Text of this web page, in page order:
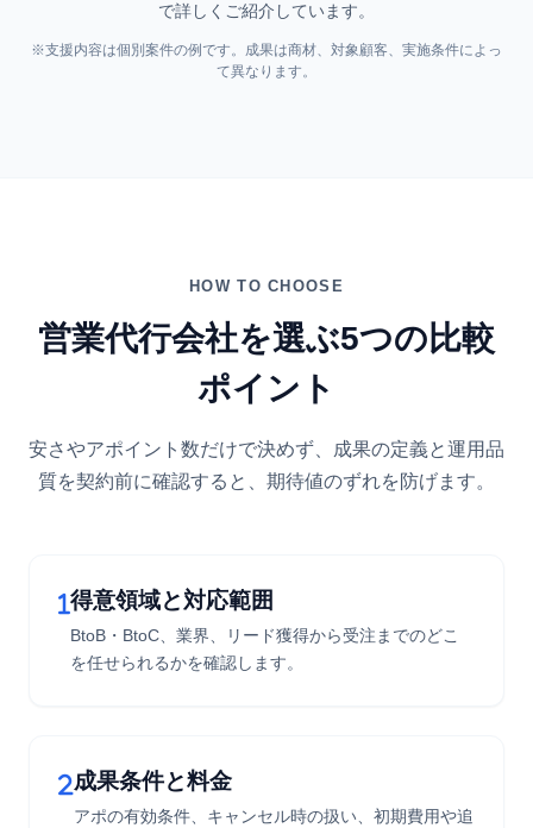
で詳しくご紹介しています。
※支援内容は個別案件の例です。成果は商材、対象顧客、実施条件によっ
て異なります。
HOW TO CHOOSE
営業代行会社を選ぶ5つの比較
ポイント
安さやアポイント数だけで決めず、成果の定義と運用品
質を契約前に確認すると、期待値のずれを防げます。
得意領域と対応範囲
BtoB・BtoC、業界、リード獲得から受注までのどこ
を任せられるかを確認します。
成果条件と料金
アポの有効条件、キャンセル時の扱い、初期費用や追